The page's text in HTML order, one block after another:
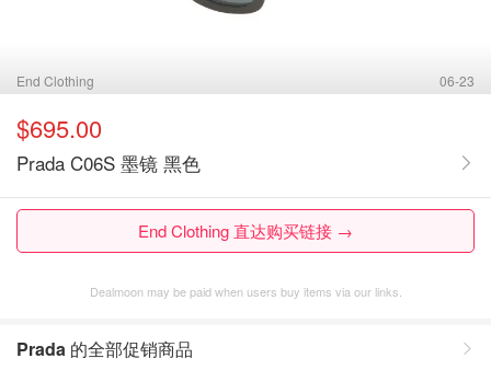
End Clothing 06-23
$695.00
Prada C06S 墨镜 黑色
End Clothing 直达购买链接 →
Dealmoon may be paid when users buy items via our links.
Prada 的全部促销商品